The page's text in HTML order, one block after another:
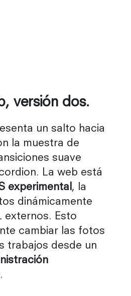
versión dos.
un salto hacia
la muestra de
suave
La web está
experimental , la
dinámicamente
externos. Esto
cambiar las fotos
trabajos desde un
.